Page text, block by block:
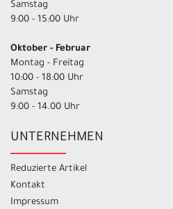
Samstag
9:00 - 15:00 Uhr
Oktober - Februar
Montag - Freitag
10:00 - 18:00 Uhr
Samstag
9:00 - 14.00 Uhr
UNTERNEHMEN
Reduzierte Artikel
Kontakt
Impressum